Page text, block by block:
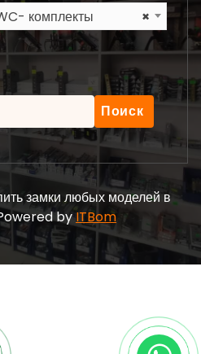
×
комплекты
замки любых моделей в
byITBom